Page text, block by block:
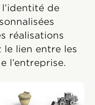
de
réalisations
lien entre les
l’entreprise.